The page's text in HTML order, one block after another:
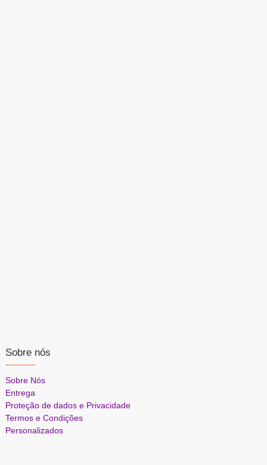
Sobre nós
Sobre Nós
Entrega
Proteção de dados e Privacidade
Termos e Condições
Personalizados